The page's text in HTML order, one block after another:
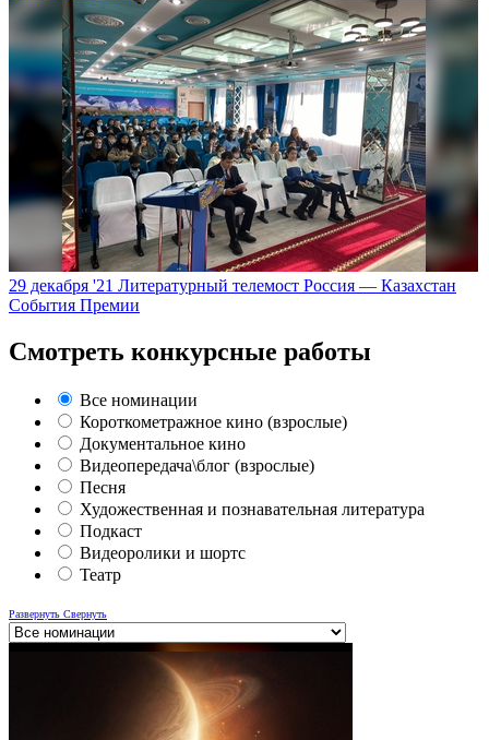
29 декабря '21 Литературный телемост Россия — Казахстан
События Премии
Смотреть конкурсные работы
Все номинации
Короткометражное кино (взрослые)
Документальное кино
Видеопередача\блог (взрослые)
Песня
Художественная и познавательная литература
Подкаст
Видеоролики и шортс
Театр
Развернуть Свернуть